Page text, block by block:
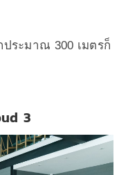
ประมาณ 300 เมตรก็
3